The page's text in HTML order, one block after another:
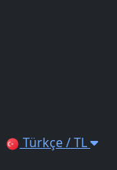
Türkçe / TL